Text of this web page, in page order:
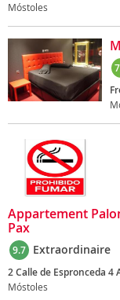
Móstoles
Appartement
Pax
9.7 Extraordinaire
2 Calle de Espronceda 4
Móstoles